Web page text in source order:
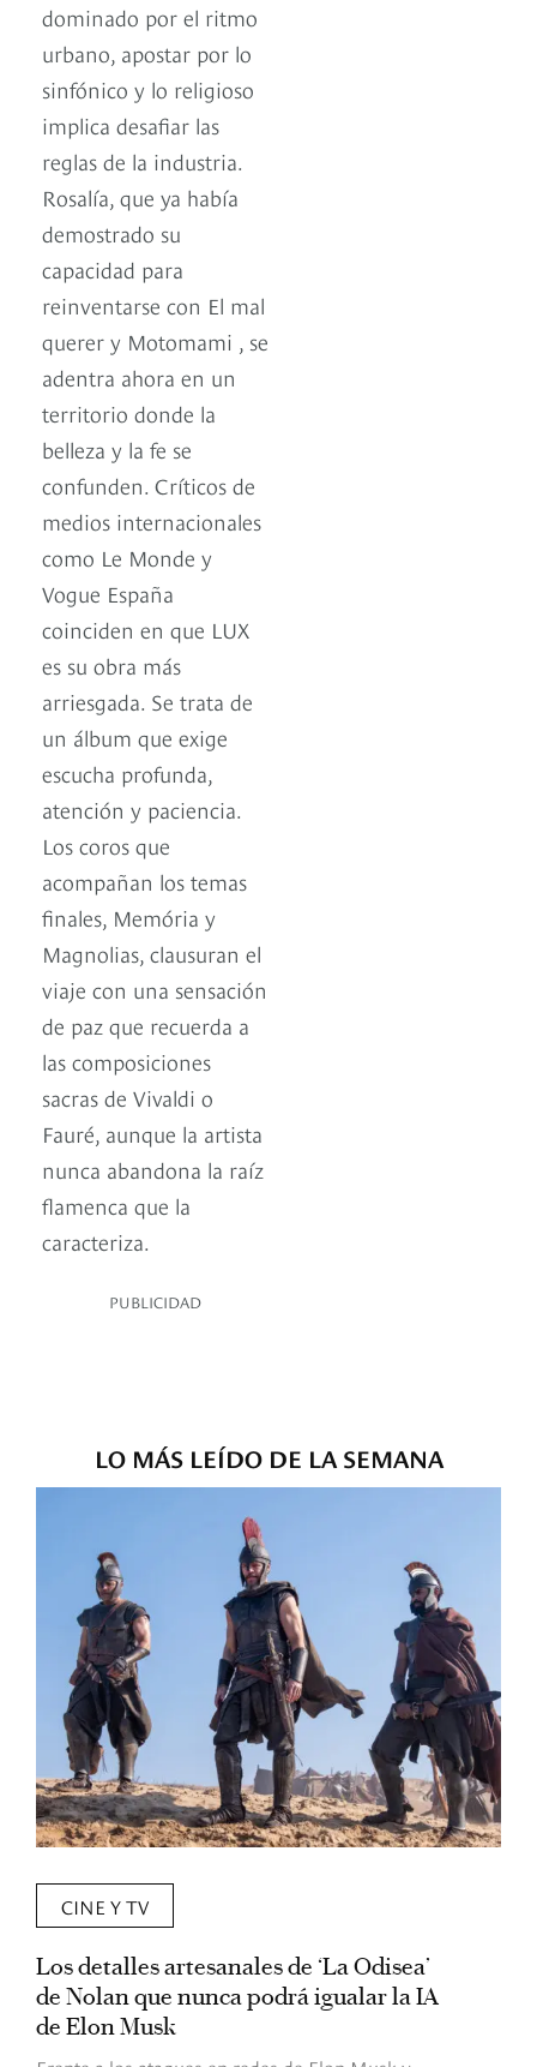
dominado por el ritmo
urbano, apostar por lo
sinfónico y lo religioso
implica desafiar las
reglas de la industria.
Rosalía, que ya había
demostrado su
capacidad para
reinventarse con El mal
querer y Motomami , se
adentra ahora en un
territorio donde la
belleza y la fe se
confunden. Críticos de
medios internacionales
como Le Monde y
Vogue España
coinciden en que LUX
es su obra más
arriesgada. Se trata de
un álbum que exige
escucha profunda,
atención y paciencia.
Los coros que
acompañan los temas
finales, Memória y
Magnolias, clausuran el
viaje con una sensación
de paz que recuerda a
las composiciones
sacras de Vivaldi o
Fauré, aunque la artista
nunca abandona la raíz
flamenca que la
caracteriza.
PUBLICIDAD
LO MÁS LEÍDO DE LA SEMANA
CINE Y TV
Los detalles artesanales de ‘La Odisea’
de Nolan que nunca podrá igualar la IA
de Elon Musk